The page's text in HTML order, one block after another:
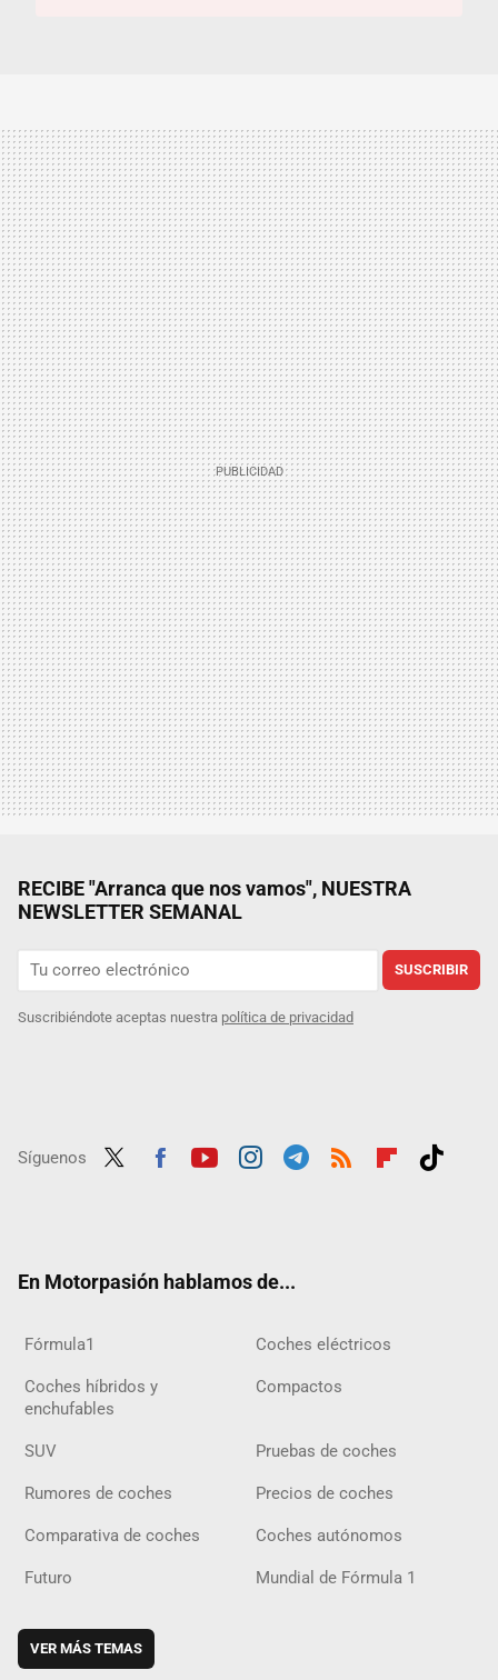
RECIBE "Arranca que nos vamos", NUESTRA
NEWSLETTER SEMANAL
SUSCRIBIR
Suscribiéndote aceptas nuestra política de privacidad
Síguenos
En Motorpasión hablamos de...
Fórmula1 Coches eléctricos
Coches híbridos y
enchufables
Compactos
SUV Pruebas de coches
Rumores de coches Precios de coches
Comparativa de coches Coches autónomos
Futuro Mundial de Fórmula 1
VER MÁS TEMAS